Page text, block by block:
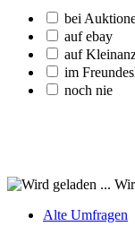
bei
auf ebay
auf
im
noch nie
Alte Umfragen